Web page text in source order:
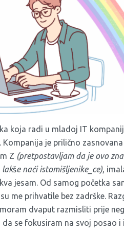
koja radi u mladoj IT
. Kompanija je prilično
Z (pretpostavljam da je ovo
lakše naći istomišljenike_ce),
jesam. Od samog početka
me prihvatile bez zadrške.
dvaput razmisliti prije
da se fokusiram na svoj posao